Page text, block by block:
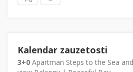
Kalendar zauzetosti
3+0 Apartman Steps to the Sea